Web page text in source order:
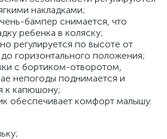
накладками;
бампер снимается, что
ребенка в коляску;
регулируется по высоте от
горизонтального положения;
с бортиком-отворотом,
непогоды поднимается и
к капюшону;
обеспечивает комфорт малышу.